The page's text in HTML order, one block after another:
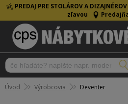
PREDAJ PRE STOLÁROV A
zľavou
Úvod Výrobcovia Deventer